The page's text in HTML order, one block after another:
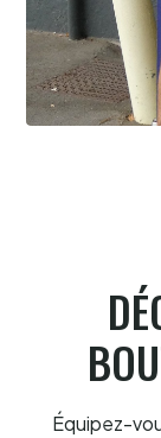
Équipez-